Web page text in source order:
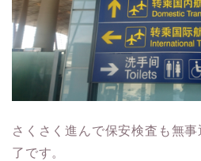
さくさく進んで保安検査も無
了です。